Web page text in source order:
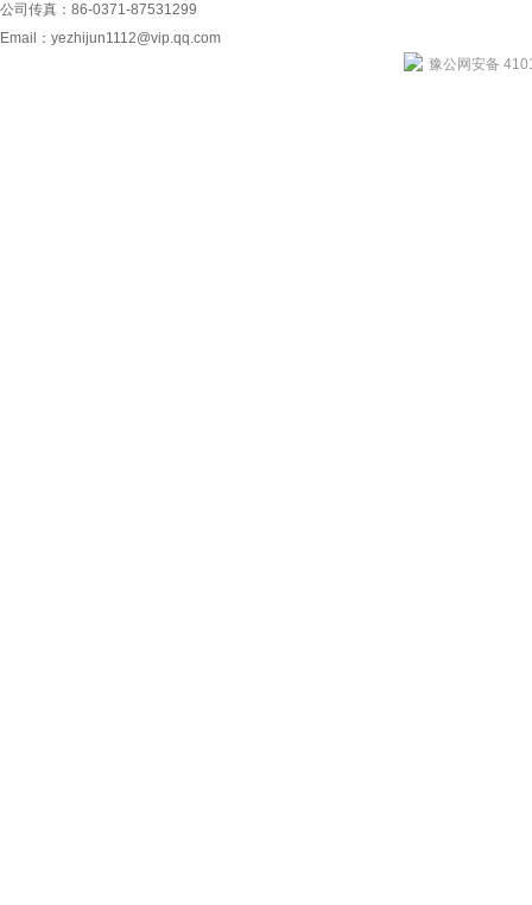
公司传真：86-0371-87531299
Email： yezhijun1112@vip.qq.com
豫公网安备